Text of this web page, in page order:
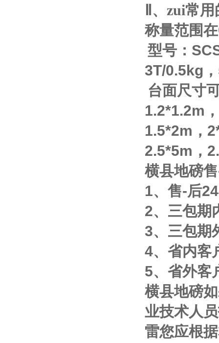
、zui常
称量范围在
型号：
3T/0.5kg ，
台面尺寸
1.2*1.2m ，
1.5*2m ，
2.5*5m ，
横县地磅售
1、售-后24
2、三包期
3、三包期
4、省内客
5、省外客
横县地磅
业技术人
雷您应根